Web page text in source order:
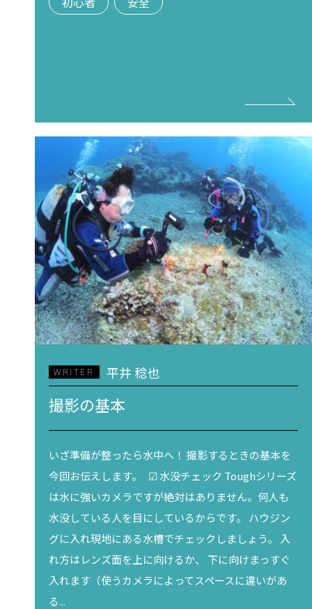
WRITER 平井 稔也
撮影の基本
いざ準備が整ったら水中へ！ 撮影するときの基本を
今回お伝えします。 ☑ 水没チェック Toughシリーズ
は水に強いカメラですが絶対はありません。何人も
水没している人を目にしているからです。 ハウジン
グに入れ現地にある水槽でチェックしましょう。 入
れ方はレンズ面を上に向けるか、 下に向けまっすぐ
入れます（使うカメラによってスペースに違いがあ
る...